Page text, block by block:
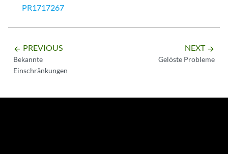
PR1717267
arrow_backward PREVIOUS
Bekannte
Einschränkungen
NEXT arrow_forward
Gelöste Probleme